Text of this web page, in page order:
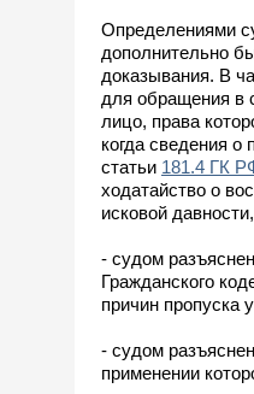
Определениями
дополнительно
доказывания. В
для обращения в
лицо, права
когда сведения
статьи 181.4 ГК
ходатайство о
исковой
- судом
Гражданского
причин пропуска
- судом
применении